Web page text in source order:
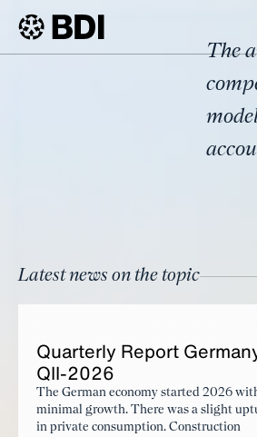
The
Latest news on the topic
Quar­ter­ly Re­port
QII-2026
The German economy started 2026
minimal growth. There was a slight
in private consumption. Construction